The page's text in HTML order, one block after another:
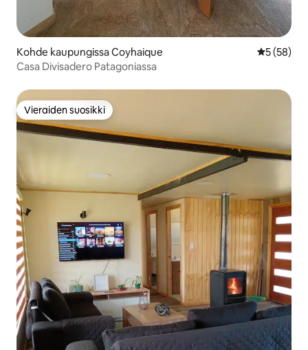
Kohde kaupungissa Coyhaique
5 (58)
Casa Divisadero Patagoniassa
Vieraiden suosikki
Vieraiden suosikki